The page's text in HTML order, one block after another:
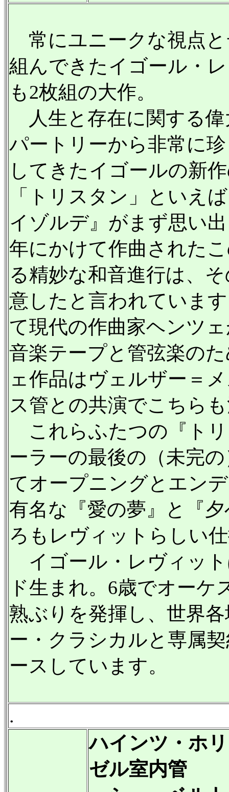
常にユニークな視点
組んできたイゴール・
も2枚組の大作。
人生と存在に関する偉
パートリーから非常に
してきたイゴールの新
「トリスタン」といえ
イゾルデ』がまず思い
年にかけて作曲された
る精妙な和音進行は、
意したと言われていま
て現代の作曲家ヘンツ
音楽テープと管弦楽の
ェ作品はヴェルザー＝
ス管との共演でこちら
これらふたつの『ト
ーラーの最後の（未完
てオープニングとエン
有名な『愛の夢』と『
ろもレヴィットらしい
イゴール・レヴィット
ド生まれ。6歳でオー
熟ぶりを発揮し、世界
ー・クラシカルと専属
ースしています。
.
ハインツ・ホ
ゼル室内管